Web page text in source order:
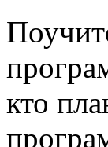
кто